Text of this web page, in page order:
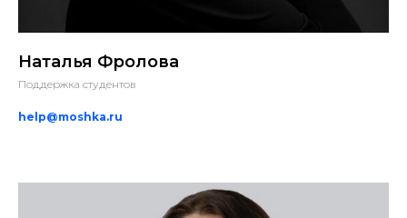
Наталья Фролова
Поддержка студентов
help@moshka.ru